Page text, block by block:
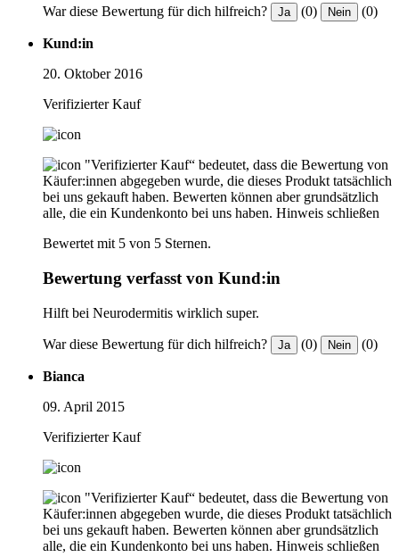
War diese Bewertung für dich hilfreich? Ja (0) Nein (0)
Kund:in
20. Oktober 2016
Verifizierter Kauf
"Verifizierter Kauf“ bedeutet, dass die Bewertung von
Käufer:innen abgegeben wurde, die dieses Produkt tatsächlich
bei uns gekauft haben. Bewerten können aber grundsätzlich
alle, die ein Kundenkonto bei uns haben. Hinweis schließen
Bewertet mit 5 von 5 Sternen.
Bewertung verfasst von Kund:in
Hilft bei Neurodermitis wirklich super.
War diese Bewertung für dich hilfreich? Ja (0) Nein (0)
Bianca
09. April 2015
Verifizierter Kauf
"Verifizierter Kauf“ bedeutet, dass die Bewertung von
Käufer:innen abgegeben wurde, die dieses Produkt tatsächlich
bei uns gekauft haben. Bewerten können aber grundsätzlich
alle, die ein Kundenkonto bei uns haben. Hinweis schließen